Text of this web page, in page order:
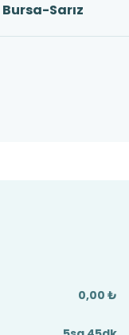
Bursa-Sarız
0,00 ₺